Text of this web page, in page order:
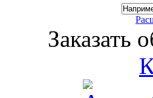
Заказать